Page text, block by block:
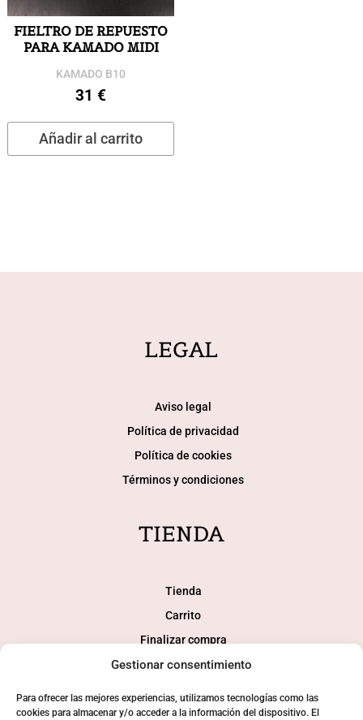
Gestionar consentimiento
Para ofrecer las mejores experiencias, utilizamos tecnologías como las
cookies para almacenar y/o acceder a la información del dispositivo. El
FIELTRO DE REPUESTO
PARA KAMADO MIDI
KAMADO B10
31€
Añadir al carrito
LEGAL
Aviso legal
Política de privacidad
Política de cookies
Términos y condiciones
TIENDA
Tienda
Carrito
Finalizar compra
Mi cuenta